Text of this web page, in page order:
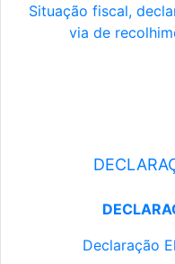
Situação fiscal,
via de
Declaração